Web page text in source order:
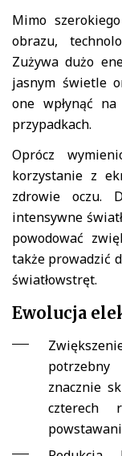
Mimo
obrazu,
Zużywa dużo
jasnym świetle
one wpłynąć
przypadkach.
Oprócz
korzystanie z
zdrowie oczu.
intensywne
powodować
także prowadzić
światłowstręt.
Ewolucja
znacznie
czterech